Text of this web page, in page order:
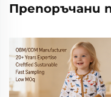
Препоръчани